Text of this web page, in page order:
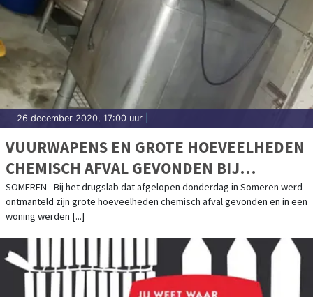
26 december 2020, 17:00 uur
VUURWAPENS EN GROTE HOEVEELHEDEN
CHEMISCH AFVAL GEVONDEN BIJ
ONDERZOEK ONTMANTELD DRUGSLAB
SOMEREN - Bij het drugslab dat afgelopen donderdag in Someren werd
ontmanteld zijn grote hoeveelheden chemisch afval gevonden en in een
woning werden [...]